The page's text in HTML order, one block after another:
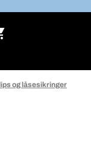
og låsesikringer